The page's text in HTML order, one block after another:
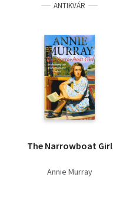
ANTIKVÁR
The Narrowboat Girl
Annie Murray